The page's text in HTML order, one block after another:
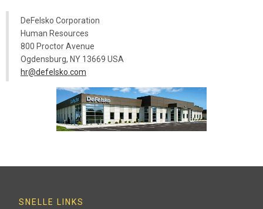
DeFelsko Corporation
Human Resources
800 Proctor Avenue
Ogdensburg, NY 13669 USA
hr@defelsko.com
SNELLE LINKS